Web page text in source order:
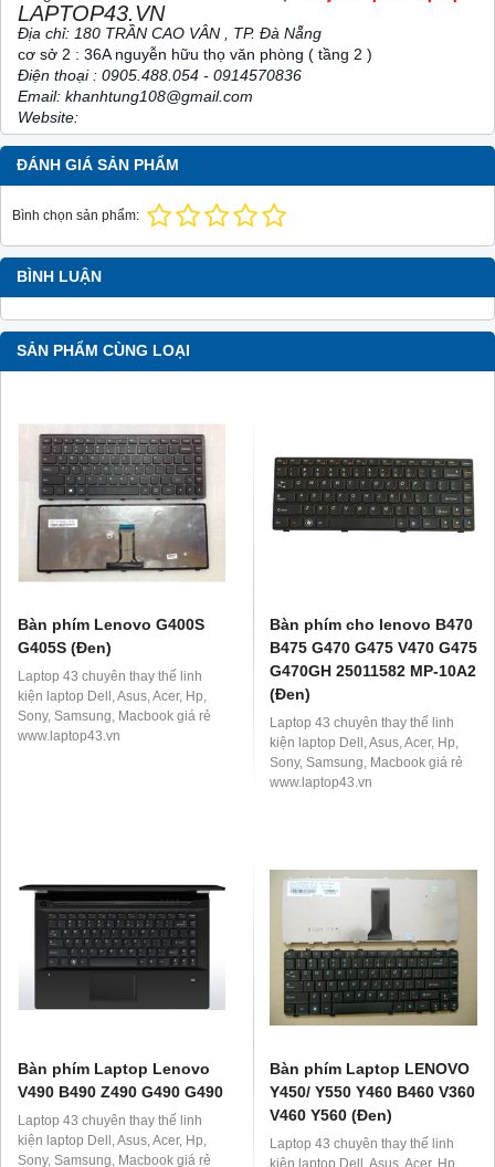
LAPTOP43.VN
Địa chỉ: 180 TRẦN CAO VÂN , TP. Đà Nẵng
cơ sở 2 : 36A nguyễn hữu thọ văn phòng ( tầng 2 )
Điện thoại : 0905.488.054 - 0914570836
Email: khanhtung108@gmail.com
Website:
ĐÁNH GIÁ SẢN PHẨM
Bình chọn sản phẩm:
BÌNH LUẬN
SẢN PHẨM CÙNG LOẠI
Bàn phím Lenovo G400S
G405S (Đen)
Laptop 43 chuyên thay thế linh
kiện laptop Dell, Asus, Acer, Hp,
Sony, Samsung, Macbook giá rẻ
www.laptop43.vn
Bàn phím cho lenovo B470
B475 G470 G475 V470 G475
G470GH 25011582 MP-10A2
(Đen)
Laptop 43 chuyên thay thế linh
kiện laptop Dell, Asus, Acer, Hp,
Sony, Samsung, Macbook giá rẻ
www.laptop43.vn
Bàn phím Laptop Lenovo
V490 B490 Z490 G490 G490
Laptop 43 chuyên thay thế linh
kiện laptop Dell, Asus, Acer, Hp,
Sony, Samsung, Macbook giá rẻ
Bàn phím Laptop LENOVO
Y450/ Y550 Y460 B460 V360
V460 Y560 (Đen)
Laptop 43 chuyên thay thế linh